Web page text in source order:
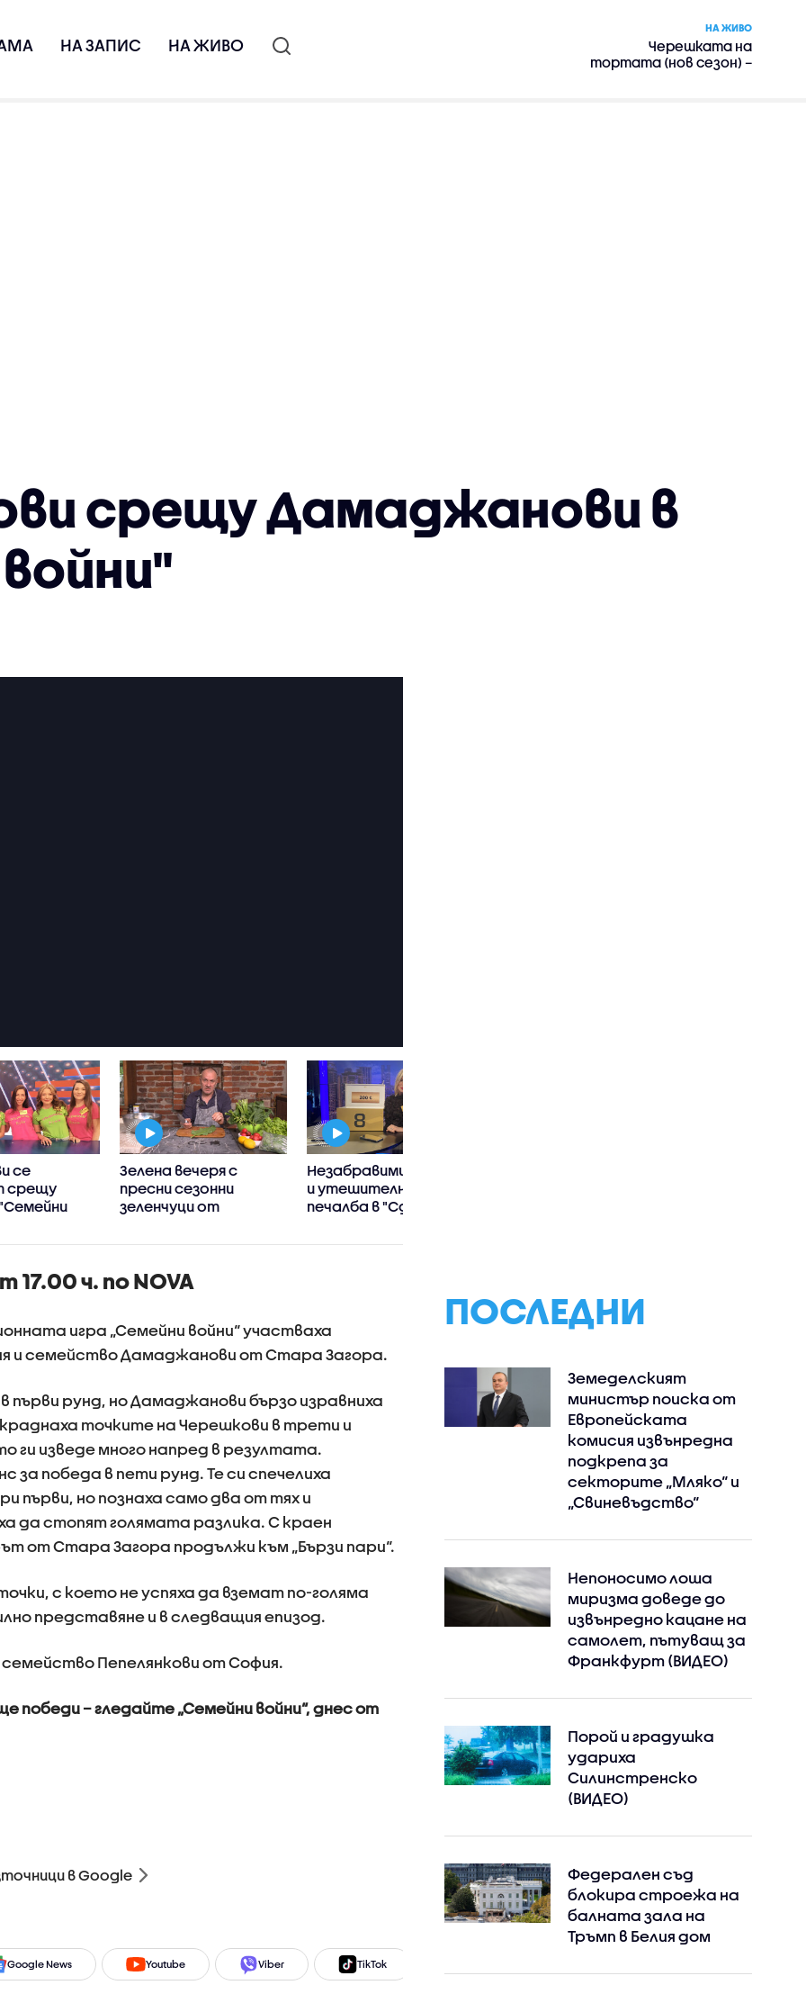
НА ЗАПИС НА ЖИВО
НА ЖИВО
Черешката на
тортата (нов сезон) –
срещу Дамаджанови в
се
срещу
Зелена вечеря с
пресни сезонни
зеленчуци от
„Черешката на
Незабравими спомени
и утешителна
печалба в "Сделка или
ч. по NOVA
игра „Семейни войни“ участваха
и семейство Дамаджанови от Стара Загора.
първи рунд, но Дамаджанови бързо изравниха
точките на Черешкови в трети и
ги изведе много напред в резултата.
за победа в пети рунд. Те си спечелиха
първи, но познаха само два от тях и
да стопят голямата разлика. С краен
от Стара Загора продължи към „Бързи пари“.
с което не успяха да вземат по-голяма
представяне и в следващия епизод.
Пепелянкови от София.
победи – гледайте „Семейни войни“, днес от
в Google
Google News Youtube Viber TikTok
ПОСЛЕДНИ
Земеделският
министър поиска от
Европейската
комисия извънредна
подкрепа за
секторите „Мляко“ и
„Свиневъдство“
Непоносимо лоша
миризма доведе до
извънредно кацане на
самолет, пътуващ за
Франкфурт (ВИДЕО)
Порой и градушка
удариха
Силинстренско
(ВИДЕО)
Федерален съд
блокира строежа на
балната зала на
Тръмп в Белия дом